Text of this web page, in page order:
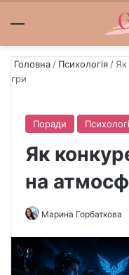
Головна / Психологія / Як
гри
Поради
Як
на
Марина Горбаткова
d